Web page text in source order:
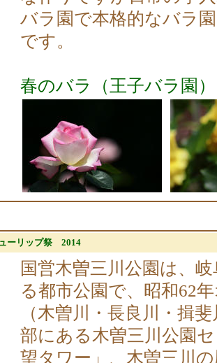
バラ園で本格的なバラ
です。
春のバラ（王子バラ園）
ーリップ祭 2014
国営木曽三川公園は、
る都市公園で、昭和62
（木曽川・長良川・揖
部にある木曽三川公園
望タワー」、木曽三川